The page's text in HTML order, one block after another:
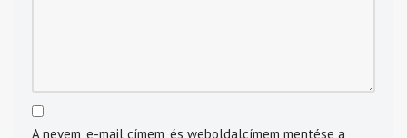
A nevem, e-mail címem, és weboldalcímem mentése a